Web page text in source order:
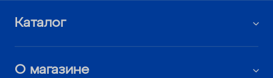
Каталог
О магазине